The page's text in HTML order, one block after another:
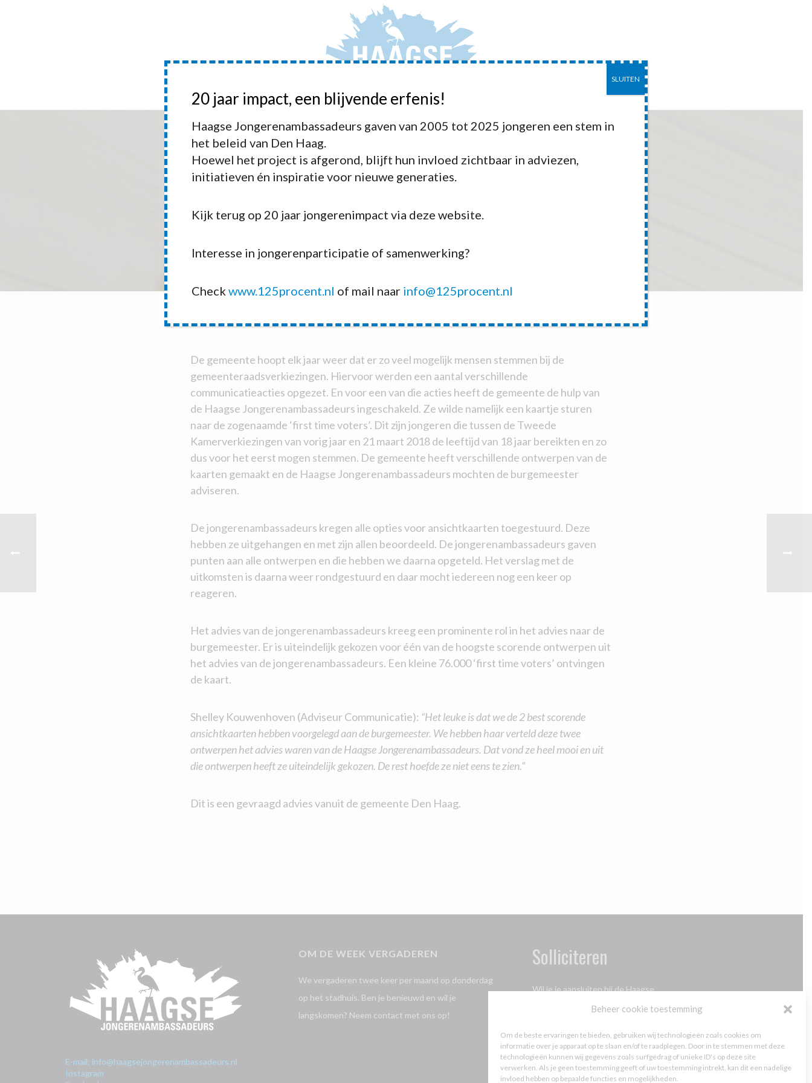
Beheer cookie toestemming
Om de beste ervaringen te bieden, gebruiken wij technologieën zoals cookies om
informatie over je apparaat op te slaan en/of te raadplegen. Door in te stemmen met deze
technologieën kunnen wij gegevens zoals surfgedrag of unieke ID's op deze site
verwerken. Als je geen toestemming geeft of uw toestemming intrekt, kan dit een nadelige
invloed hebben op bepaalde functies en mogelijkheden.
HOME HAAGSE JONGERENAMBASSADEURS ADVIEZEN CONTACT
De gemeente hoopt elk jaar weer dat er zo veel mogelijk mensen stemmen bij de
gemeenteraadsverkiezingen. Hiervoor werden een aantal verschillende
communicatieacties opgezet. En voor een van die acties heeft de gemeente de hulp van
de Haagse Jongerenambassadeurs ingeschakeld. Ze wilde namelijk een kaartje sturen
naar de zogenaamde ‘first time voters’. Dit zijn jongeren die tussen de Tweede
Kamerverkiezingen van vorig jaar en 21 maart 2018 de leeftijd van 18 jaar bereikten en zo
dus voor het eerst mogen stemmen. De gemeente heeft verschillende ontwerpen van de
kaarten gemaakt en de Haagse Jongerenambassadeurs mochten de burgemeester
adviseren.
De jongerenambassadeurs kregen alle opties voor ansichtkaarten toegestuurd. Deze
hebben ze uitgehangen en met zijn allen beoordeeld. De jongerenambassadeurs gaven
punten aan alle ontwerpen en die hebben we daarna opgeteld. Het verslag met de
uitkomsten is daarna weer rondgestuurd en daar mocht iedereen nog een keer op
reageren.
Het advies van de jongerenambassadeurs kreeg een prominente rol in het advies naar de
burgemeester. Er is uiteindelijk gekozen voor één van de hoogste scorende ontwerpen uit
het advies van de jongerenambassadeurs. Een kleine 76.000 ‘first time voters’ ontvingen
de kaart.
Shelley Kouwenhoven (Adviseur Communicatie): “Het leuke is dat we de 2 best scorende
ansichtkaarten hebben voorgelegd aan de burgemeester. We hebben haar verteld deze twee
ontwerpen het advies waren van de Haagse Jongerenambassadeurs. Dat vond ze heel mooi en uit
die ontwerpen heeft ze uiteindelijk gekozen. De rest hoefde ze niet eens te zien.“
Dit is een gevraagd advies vanuit de gemeente Den Haag.
E-mail: info@haagsejongerenambassadeurs.nl
Instagram
OM DE WEEK VERGADEREN
We vergaderen twee keer per maand op donderdag
op het stadhuis. Ben je benieuwd en wil je
langskomen? Neem contact met ons op!
Solliciteren
Wil je je aansluiten bij de Haagse
Jongerenambassadeurs? Klikhier
Privacybeleid
Leeshierons privacybeleid
20 jaar impact, een blijvende erfenis!
Haagse Jongerenambassadeurs gaven van 2005 tot 2025 jongeren een stem in
het beleid van Den Haag.
Hoewel het project is afgerond, blijft hun invloed zichtbaar in adviezen,
initiatieven én inspiratie voor nieuwe generaties.
Kijk terug op 20 jaar jongerenimpact via deze website.
Interesse in jongerenparticipatie of samenwerking?
Check www.125procent.nl of mail naar info@125procent.nl
SLUITEN